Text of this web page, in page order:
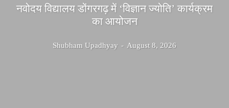
नवोदय विद्यालय डोंगरगढ़ में ‘विज्ञान ज्योति’ कार्यक्रम
का आयोजन
Shubham Upadhyay - August 8, 2026